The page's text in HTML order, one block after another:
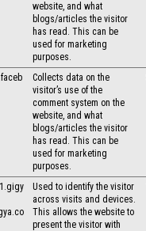
website, and what
blogs/articles the visitor
has read. This can be
used for marketing
purposes.
Collects data on the
visitor’s use of the
comment system on the
website, and what
blogs/articles the visitor
has read. This can be
used for marketing
purposes.
Used to identify the visitor
across visits and devices.
This allows the website to
present the visitor with